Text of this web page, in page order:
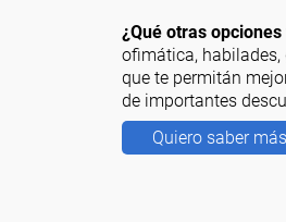
¿Qué otras
ofimática,
que te permitán
de importantes
Quiero saber